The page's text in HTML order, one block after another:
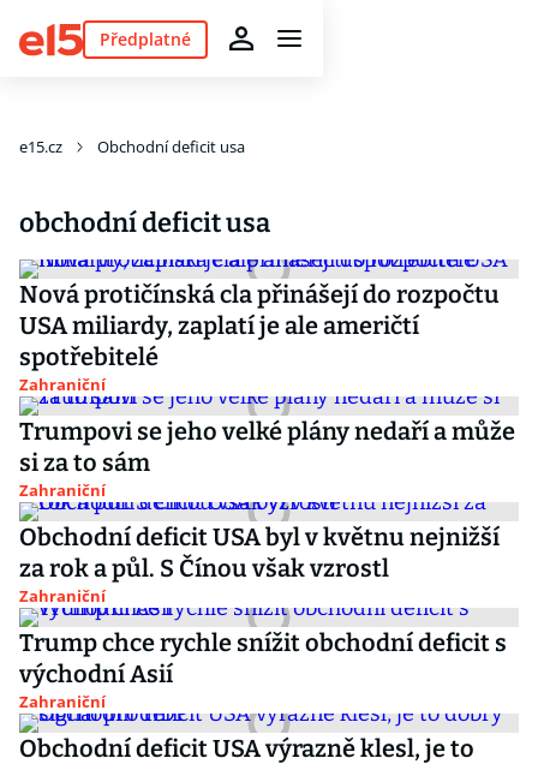
Předplatné
e15.cz Obchodní deficit usa
obchodní deficit usa
Nová protičínská cla přinášejí do rozpočtu
USA miliardy, zaplatí je ale američtí
spotřebitelé
Zahraniční
Trumpovi se jeho velké plány nedaří a může
si za to sám
Zahraniční
Obchodní deficit USA byl v květnu nejnižší
za rok a půl. S Čínou však vzrostl
Zahraniční
Trump chce rychle snížit obchodní deficit s
východní Asií
Zahraniční
Obchodní deficit USA výrazně klesl, je to